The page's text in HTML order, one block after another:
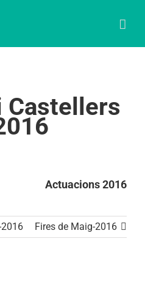
Castellers
Actuacions 2016
Fires de Maig-2016